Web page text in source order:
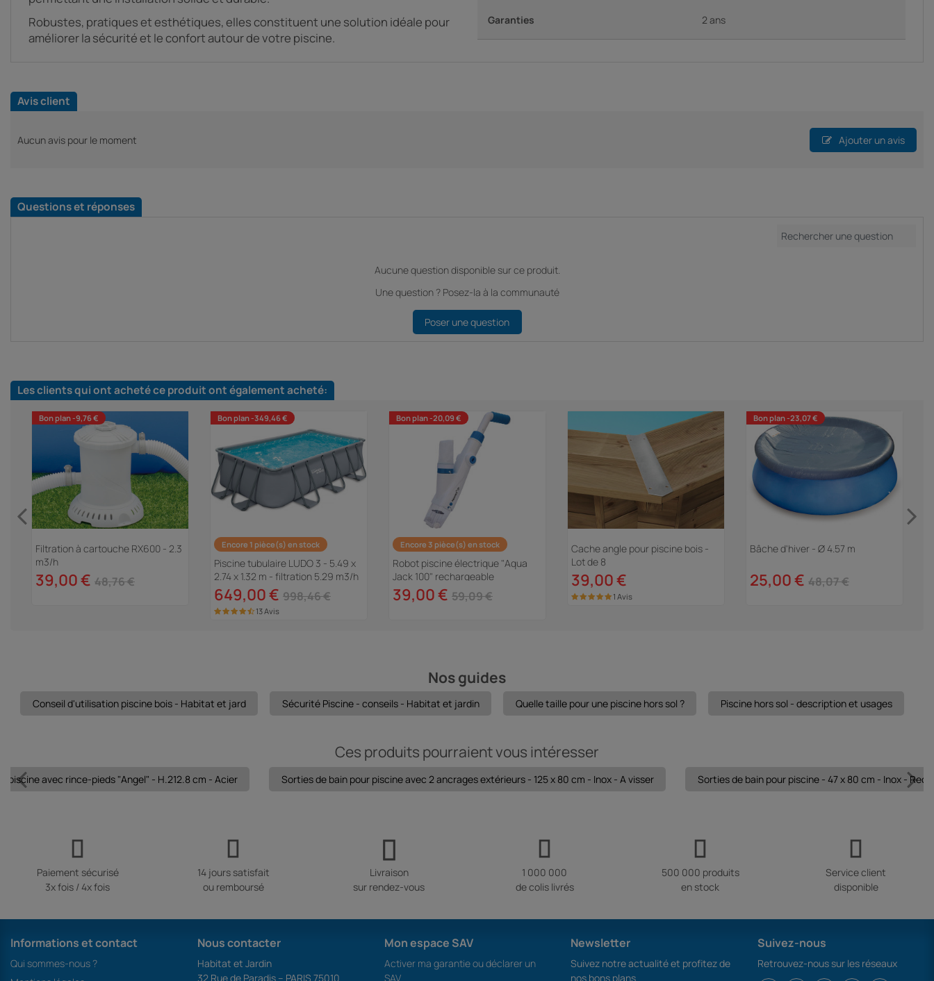
Robustes, pratiques et esthétiques, elles constituent une solution idéale pour
améliorer la sécurité et le confort autour de votre piscine.
Garanties 2 ans
Avis client
Aucun avis pour le moment Ajouter un avis
Questions et réponses
Aucune question disponible sur ce produit.
Une question ? Posez-la à la communauté
Poser une question
Les clients qui ont acheté ce produit ont également acheté:
Bon plan -9,76 €
Filtration à cartouche RX600 - 2.3
m3/h
39,00 € 48,76 €
Bon plan -349,46 €
Encore 1 pièce(s) en stock
Piscine tubulaire LUDO 3 - 5.49 x
2.74 x 1.32 m - filtration 5.29 m3/h
649,00 € 998,46 €
13 Avis
Bon plan -20,09 €
Encore 3 pièce(s) en stock
Robot piscine électrique "Aqua
Jack 100" rechargeable
39,00 € 59,09 €
Cache angle pour piscine bois -
Lot de 8
39,00 €
1 Avis
Bon plan -23,07 €
Bâche d'hiver - Ø 4.57 m
25,00 € 48,07 €
Nos guides
Conseil d'utilisation piscine bois - Habitat et jard Sécurité Piscine - conseils - Habitat et jardin Quelle taille pour une piscine hors sol ? Piscine hors sol - description et usages
Ces produits pourraient vous intéresser
piscine avec rince-pieds "Angel" - H.212.8 cm - Acier Sorties de bain pour piscine avec 2 ancrages extérieurs - 125 x 80 cm - Inox - A visser Sorties de bain pour piscine - 47 x 80 cm - Inox -
Paiement sécurisé
3x fois / 4x fois
14 jours satisfait
ou remboursé
Livraison
sur rendez-vous
1 000 000
de colis livrés
500 000 produits
en stock
Service client
disponible
Informations et contact
Qui sommes-nous ?
Nous contacter
Habitat et Jardin
32 Rue de Paradis – PARIS 75010
Mon espace SAV
Activer ma garantie ou déclarer un
SAV
Newsletter
Suivez notre actualité et profitez de
nos bons plans
Suivez-nous
Retrouvez-nous sur les réseaux